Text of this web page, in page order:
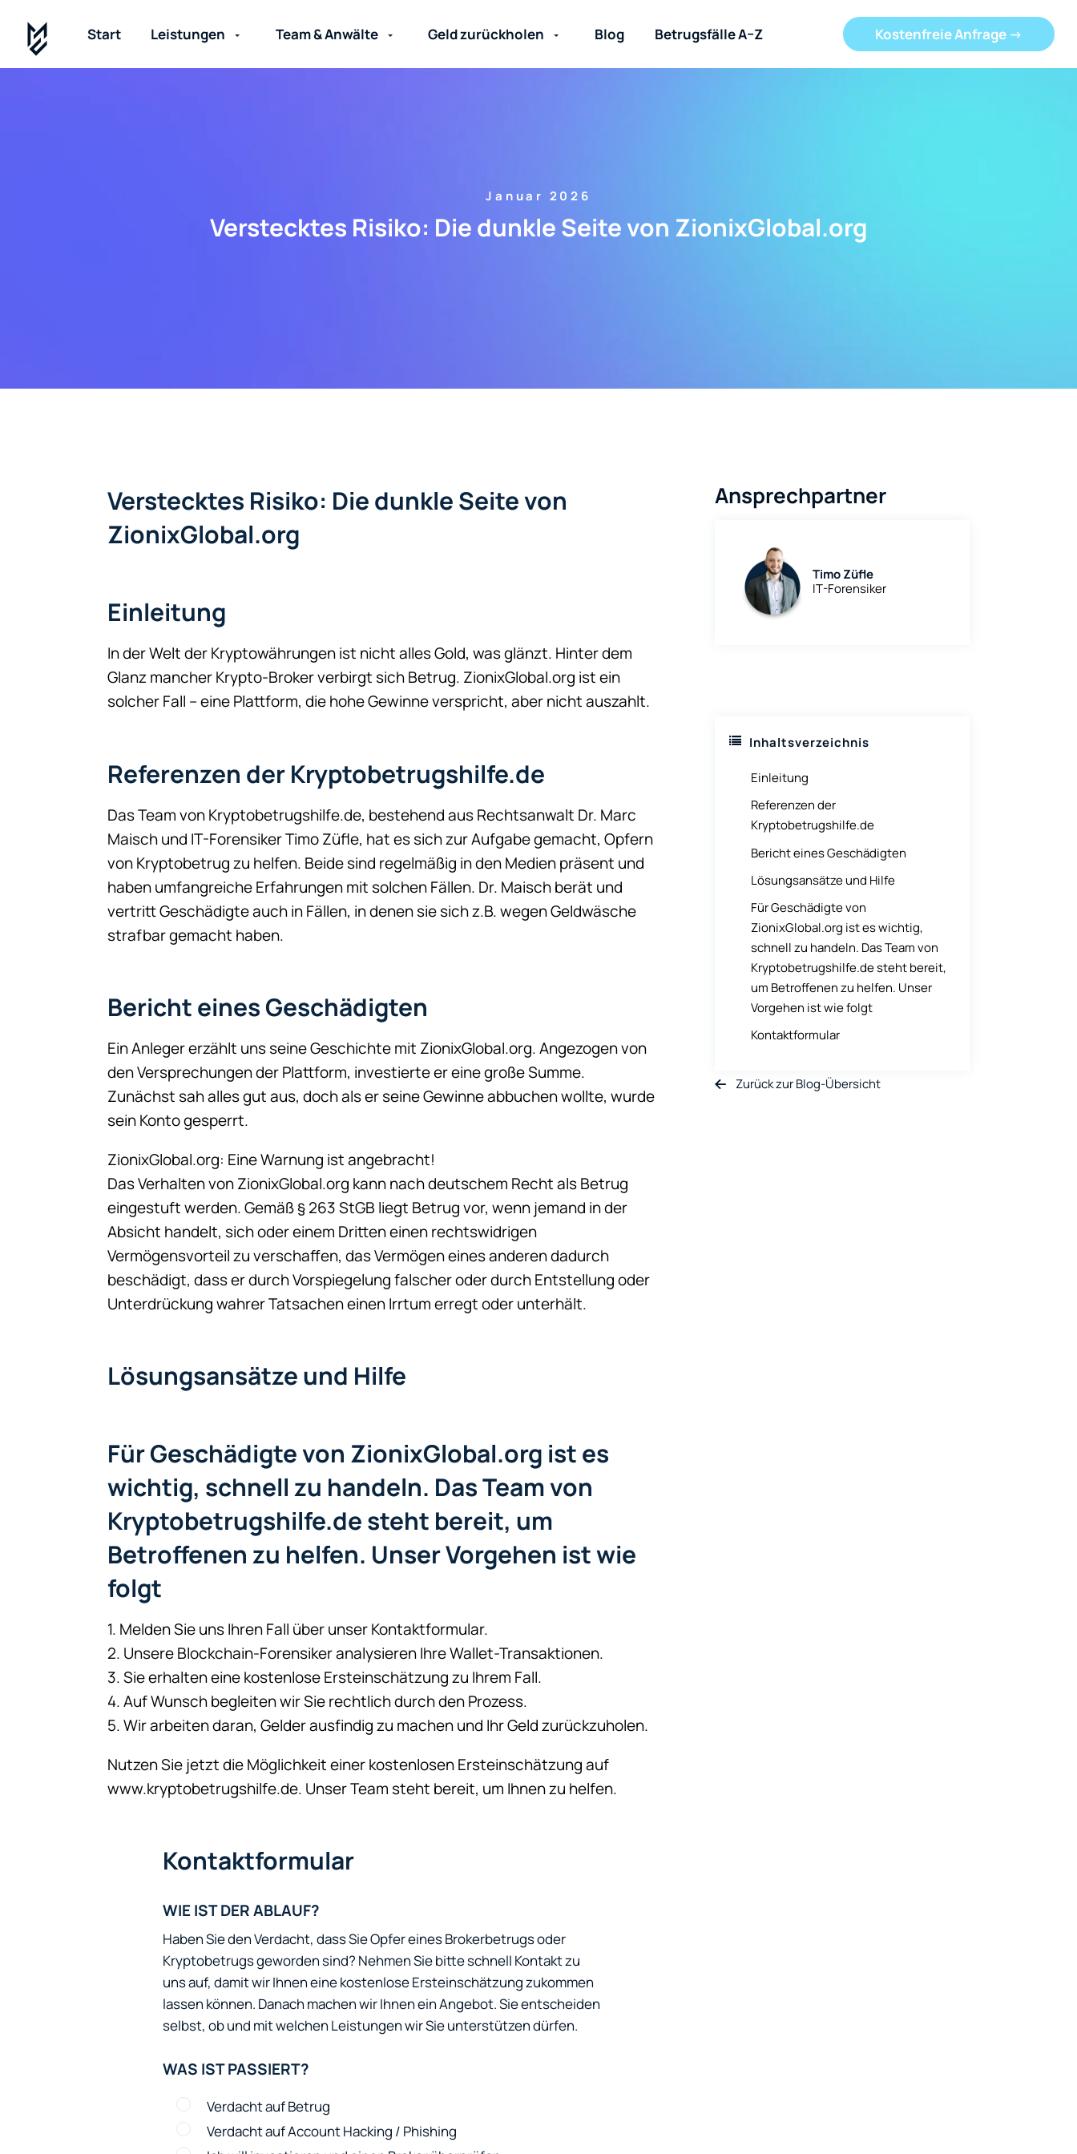
Start Leistungen Team & Anwälte Geld zurückholen Blog Betrugsfälle A–Z Kostenfreie Anfrage ->
Januar 2026
Verstecktes Risiko: Die dunkle Seite von ZionixGlobal.org
Verstecktes Risiko: Die dunkle Seite von
ZionixGlobal.org
Einleitung
In der Welt der Kryptowährungen ist nicht alles Gold, was glänzt. Hinter dem
Glanz mancher Krypto-Broker verbirgt sich Betrug. ZionixGlobal.org ist ein
solcher Fall – eine Plattform, die hohe Gewinne verspricht, aber nicht auszahlt.
Referenzen der Kryptobetrugshilfe.de
Das Team von Kryptobetrugshilfe.de, bestehend aus Rechtsanwalt Dr. Marc
Maisch und IT-Forensiker Timo Züfle, hat es sich zur Aufgabe gemacht, Opfern
von Kryptobetrug zu helfen. Beide sind regelmäßig in den Medien präsent und
haben umfangreiche Erfahrungen mit solchen Fällen. Dr. Maisch berät und
vertritt Geschädigte auch in Fällen, in denen sie sich z.B. wegen Geldwäsche
strafbar gemacht haben.
Bericht eines Geschädigten
Ein Anleger erzählt uns seine Geschichte mit ZionixGlobal.org. Angezogen von
den Versprechungen der Plattform, investierte er eine große Summe.
Zunächst sah alles gut aus, doch als er seine Gewinne abbuchen wollte, wurde
sein Konto gesperrt.
ZionixGlobal.org: Eine Warnung ist angebracht!
Das Verhalten von ZionixGlobal.org kann nach deutschem Recht als Betrug
eingestuft werden. Gemäß § 263 StGB liegt Betrug vor, wenn jemand in der
Absicht handelt, sich oder einem Dritten einen rechtswidrigen
Vermögensvorteil zu verschaffen, das Vermögen eines anderen dadurch
beschädigt, dass er durch Vorspiegelung falscher oder durch Entstellung oder
Unterdrückung wahrer Tatsachen einen Irrtum erregt oder unterhält.
Lösungsansätze und Hilfe
Für Geschädigte von ZionixGlobal.org ist es
wichtig, schnell zu handeln. Das Team von
Kryptobetrugshilfe.de steht bereit, um
Betroffenen zu helfen. Unser Vorgehen ist wie
folgt
1. Melden Sie uns Ihren Fall über unser Kontaktformular.
2. Unsere Blockchain-Forensiker analysieren Ihre Wallet-Transaktionen.
3. Sie erhalten eine kostenlose Ersteinschätzung zu Ihrem Fall.
4. Auf Wunsch begleiten wir Sie rechtlich durch den Prozess.
5. Wir arbeiten daran, Gelder ausfindig zu machen und Ihr Geld zurückzuholen.
Nutzen Sie jetzt die Möglichkeit einer kostenlosen Ersteinschätzung auf
www.kryptobetrugshilfe.de. Unser Team steht bereit, um Ihnen zu helfen.
Kontaktformular
WIE IST DER ABLAUF?
Haben Sie den Verdacht, dass Sie Opfer eines Brokerbetrugs oder
Kryptobetrugs geworden sind? Nehmen Sie bitte schnell Kontakt zu
uns auf, damit wir Ihnen eine kostenlose Ersteinschätzung zukommen
lassen können. Danach machen wir Ihnen ein Angebot. Sie entscheiden
selbst, ob und mit welchen Leistungen wir Sie unterstützen dürfen.
WAS IST PASSIERT?
Verdacht auf Betrug
Verdacht auf Account Hacking / Phishing
Ansprechpartner
Timo Züfle
IT-Forensiker
Inhaltsverzeichnis
Einleitung
Referenzen der
Kryptobetrugshilfe.de
Bericht eines Geschädigten
Lösungsansätze und Hilfe
Für Geschädigte von
ZionixGlobal.org ist es wichtig,
schnell zu handeln. Das Team von
Kryptobetrugshilfe.de steht bereit,
um Betroffenen zu helfen. Unser
Vorgehen ist wie folgt
Kontaktformular
Zurück zur Blog-Übersicht